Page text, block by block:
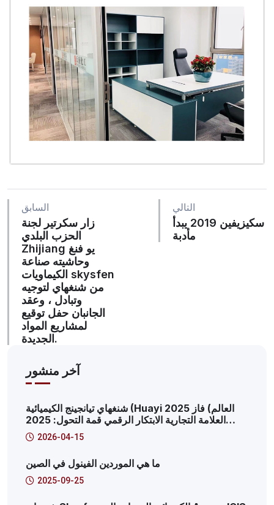
السابق
زار سكرتير لجنة
الحزب البلدي
Zhijiang يو فنغ
وحاشيته صناعة
الكيماويات skysfen
من شنغهاي لتوجيه
وتبادل ، وعقد
الجانبان حفل توقيع
لمشاريع المواد
الجديدة.
التالي
سكيزيفين 2019 يبدأ
مأدبة
آخر منشور
شنغهاي تيانجينج الكيميائية (Huayi العالم) فاز 2025
العلامة التجارية الابتكار الرقمي قمة التحول: 2025
بودونغ منطقة جديدة إنتاجية منصة خدمة الإنترنت حالة
مميزة2026-04-15
ما هي الموردين الفينول في الصين
2025-09-25